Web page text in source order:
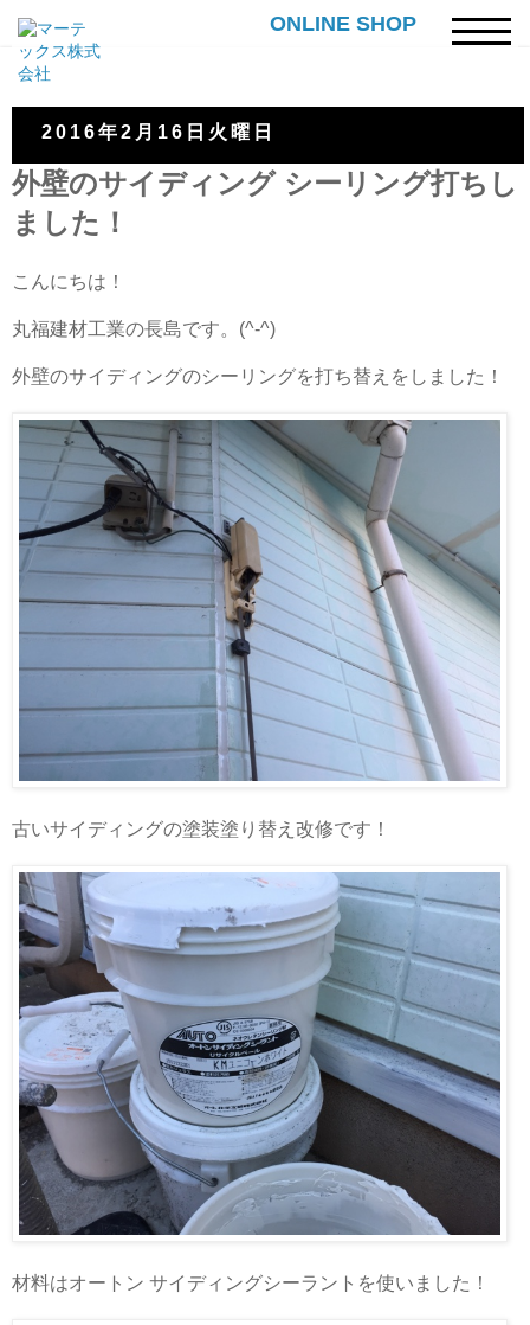
ONLINE SHOP
2016年2月16日火曜日
外壁のサイディング シーリング打ちし
ました！
こんにちは！
丸福建材工業の長島です。(^-^)
外壁のサイディングのシーリングを打ち替えをしました！
古いサイディングの塗装塗り替え改修です！
材料はオートン サイディングシーラントを使いました！